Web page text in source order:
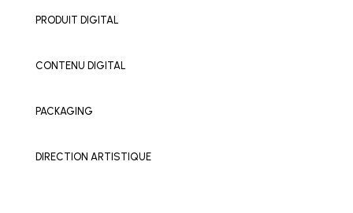
PRODUIT DIGITAL
CONTENU DIGITAL
PACKAGING
DIRECTION ARTISTIQUE